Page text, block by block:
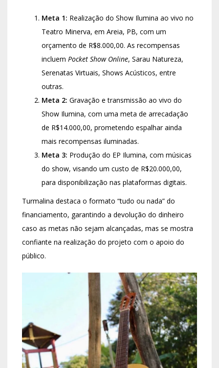
Meta 1: Realização do Show Ilumina ao vivo no
Teatro Minerva, em Areia, PB, com um
orçamento de R$8.000,00. As recompensas
incluem Pocket Show Online, Sarau Natureza,
Serenatas Virtuais, Shows Acústicos, entre
outras.
Meta 2: Gravação e transmissão ao vivo do
Show Ilumina, com uma meta de arrecadação
de R$14.000,00, prometendo espalhar ainda
mais recompensas iluminadas.
Meta 3: Produção do EP Ilumina, com músicas
do show, visando um custo de R$20.000,00,
para disponibilização nas plataformas digitais.
Turmalina destaca o formato “tudo ou nada” do
financiamento, garantindo a devolução do dinheiro
caso as metas não sejam alcançadas, mas se mostra
confiante na realização do projeto com o apoio do
público.